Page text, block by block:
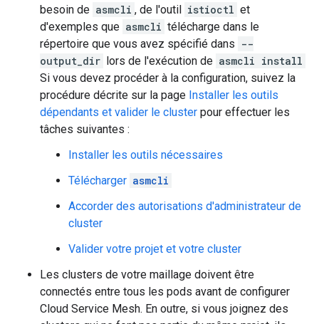
besoin de asmcli , de l'outil istioctl et
d'exemples que asmcli télécharge dans le
répertoire que vous avez spécifié dans --
output_dir lors de l'exécution de asmcli install
Si vous devez procéder à la configuration, suivez la
procédure décrite sur la page Installer les outils
dépendants et valider le cluster pour effectuer les
tâches suivantes :
Installer les outils nécessaires
Télécharger asmcli
Accorder des autorisations d'administrateur de
cluster
Valider votre projet et votre cluster
Les clusters de votre maillage doivent être
connectés entre tous les pods avant de configurer
Cloud Service Mesh. En outre, si vous joignez des